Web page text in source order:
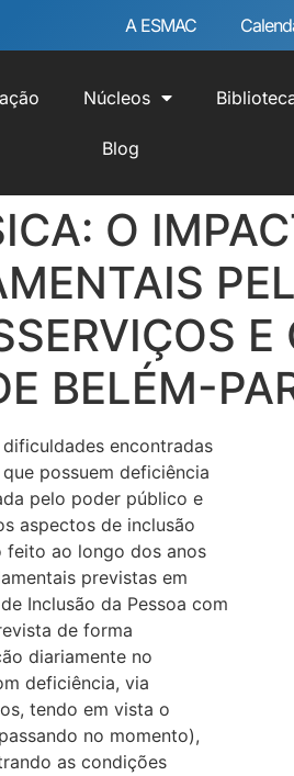
A ESMAC
Núcleos
Blog
O
BELÉM-
encontradas
possuem deficiência
pelo poder público e
aspectos de inclusão
feito ao longo dos anos
previstas em
Inclusão da Pessoa com
de forma
diariamente no
deficiência, via
tendo em vista o
no momento),
as condições